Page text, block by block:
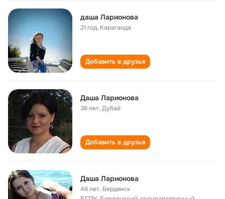
даша Ларионова
21 год, Караганда
Добавить в друзья
Даша Ларионова
36 лет,Дубай
Добавить в друзья
Даша Ларионова
46 лет, Бердянск